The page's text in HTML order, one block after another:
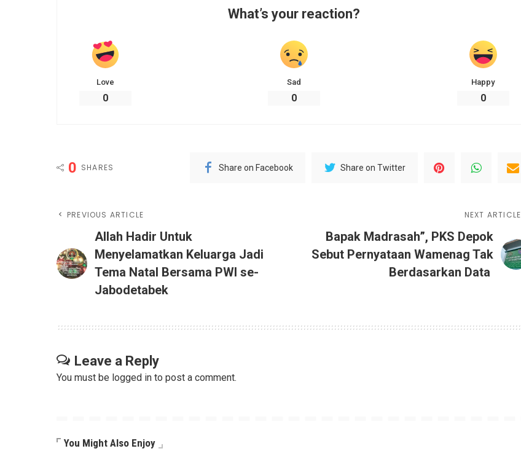
What’s your reaction?
Love
0
Sad
0
Happy
0
0 SHARES Share on Facebook Share on Twitter
PREVIOUS ARTICLE
Allah Hadir Untuk
Menyelamatkan Keluarga Jadi
Tema Natal Bersama PWI se-
Jabodetabek
NEXT ARTICLE
Bapak Madrasah”, PKS Depok
Sebut Pernyataan Wamenag Tak
Berdasarkan Data
Leave a Reply
You must be logged in to post a comment.
You Might Also Enjoy